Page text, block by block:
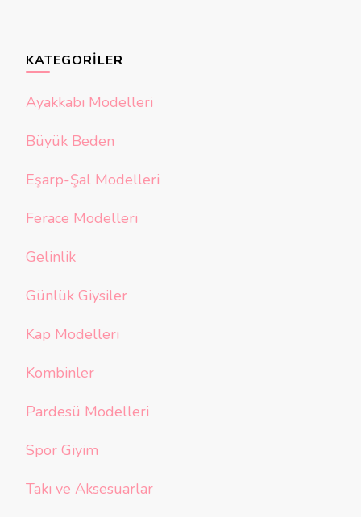
KATEGORILER
Ayakkabı Modelleri
Büyük Beden
Eşarp-Şal Modelleri
Ferace Modelleri
Gelinlik
Günlük Giysiler
Kap Modelleri
Kombinler
Pardesü Modelleri
Spor Giyim
Takı ve Aksesuarlar